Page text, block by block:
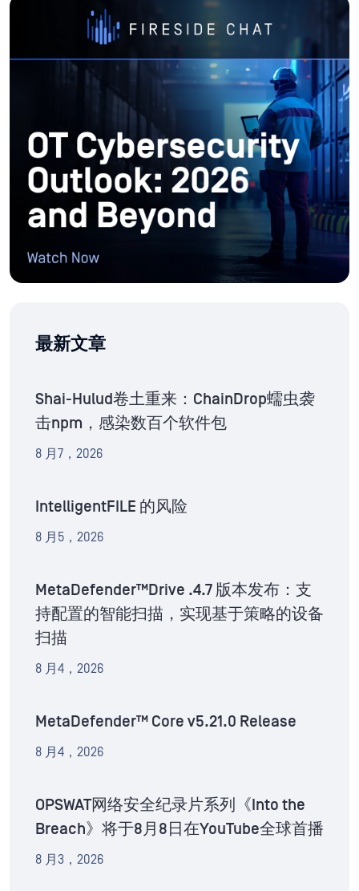
最新文章
Shai-Hulud卷土重来：ChainDrop蠕虫袭
击npm，感染数百个软件包
8 月7，2026
IntelligentFILE 的风险
8 月5，2026
MetaDefender™Drive .4.7 版本发布：支
持配置的智能扫描，实现基于策略的设备
扫描
8 月4，2026
MetaDefender™ Core v5.21.0 Release
8 月4，2026
OPSWAT网络安全纪录片系列《Into the
Breach》将于8月8日在YouTube全球首播
8 月3，2026